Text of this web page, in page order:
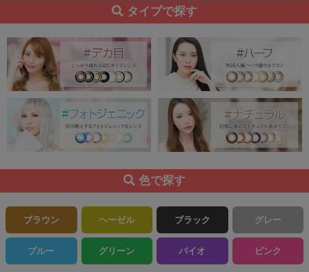
タイプで探す
色で探す
ブラウン ヘーゼル ブラック グレー
ブルー グリーン バイオ ピンク